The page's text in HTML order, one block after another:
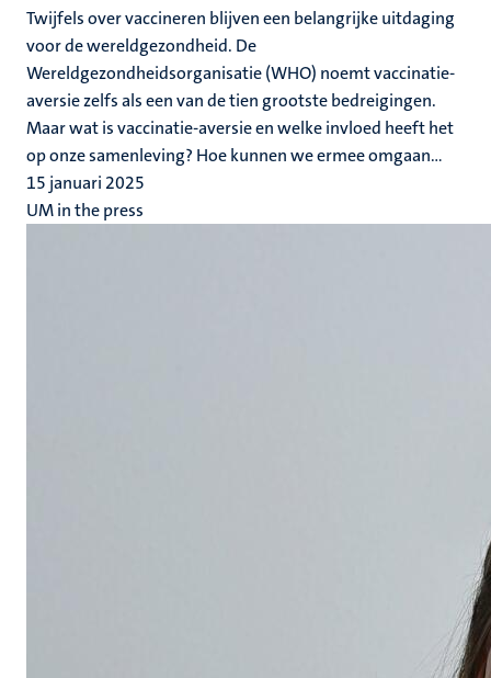
Twijfels over vaccineren blijven een belangrijke uitdaging
voor de wereldgezondheid. De
Wereldgezondheidsorganisatie (WHO) noemt vaccinatie-
aversie zelfs als een van de tien grootste bedreigingen.
Maar wat is vaccinatie-aversie en welke invloed heeft het
op onze samenleving? Hoe kunnen we ermee omgaan...
15 januari 2025
UM in the press